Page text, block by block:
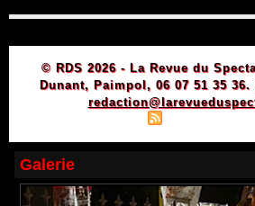
© RDS 2026 - La Revue du
Dunant, Paimpol, 06 07 51 35 36.
Galerie